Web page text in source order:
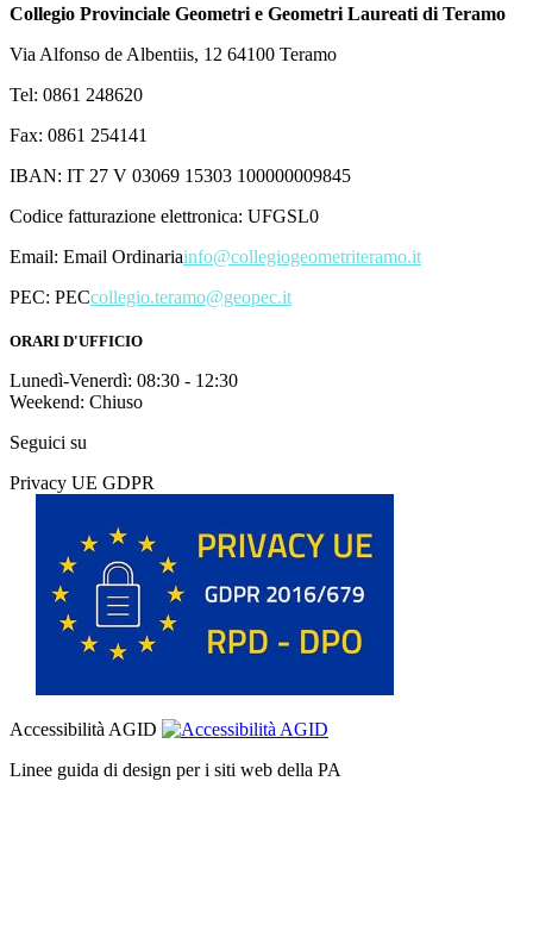
Collegio Provinciale Geometri e Geometri Laureati di Teramo
Via Alfonso de Albentiis, 12 64100 Teramo
Tel: 0861 248620
Fax: 0861 254141
IBAN: IT 27 V 03069 15303 100000009845
Codice fatturazione elettronica: UFGSL0
Email: Email Ordinariainfo@collegiogeometriteramo.it
PEC: PECcollegio.teramo@geopec.it
ORARI D'UFFICIO
Lunedì-Venerdì: 08:30 - 12:30
Weekend: Chiuso
Seguici su
Privacy UE GDPR
Accessibilità AGID
Linee guida di design per i siti web della PA